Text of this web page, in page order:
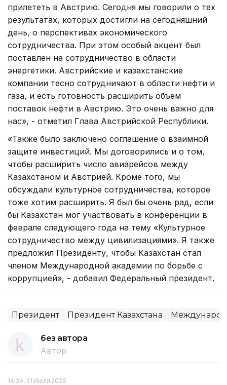
прилететь в Австрию. Сегодня мы говорили о тех
результатах, которых достигли на сегодняшний
день, о перспективах экономического
сотрудничества. При этом особый акцент был
поставлен на сотрудничество в области
энергетики. Австрийские и казахстанские
компании тесно сотрудничают в области нефти и
газа, и есть готовность расширить объем
поставок нефти в Австрию. Это очень важно для
нас», - отметил Глава Австрийской Республики.
«Также было заключено соглашение о взаимной
защите инвестиций. Мы договорились и о том,
чтобы расширить число авиарейсов между
Казахстаном и Австрией. Кроме того, мы
обсуждали культурное сотрудничества, которое
тоже хотим расширить. Я был бы очень рад, если
бы Казахстан мог участвовать в конференции в
феврале следующего года на тему «Культурное
сотрудничество между цивилизациями». Я также
предложил Президенту, чтобы Казахстан стал
членом Международной академии по борьбе с
коррупцией», - добавил Федеральный президент.
Президент Президент Казахстана
без автора
Автор
14:34, 31 Июля 2026